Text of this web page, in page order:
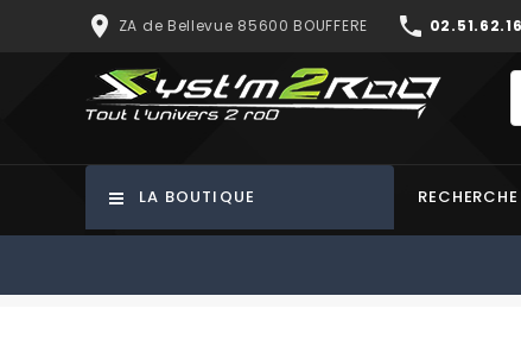
place ZA de Bellevue 85600 BOUFFERE phone
LA BOUTIQUE